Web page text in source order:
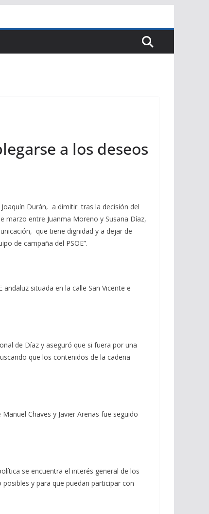
a los deseos
Durán, a dimitir tras la decisión del
marzo entre Juanma Moreno y Susana Díaz,
que tiene dignidad y a dejar de
de campaña del PSOE”.
situada en la calle San Vicente e
de Díaz y aseguró que si fuera por una
que los contenidos de la cadena
Chaves y Javier Arenas fue seguido
se encuentra el interés general de los
y para que puedan participar con